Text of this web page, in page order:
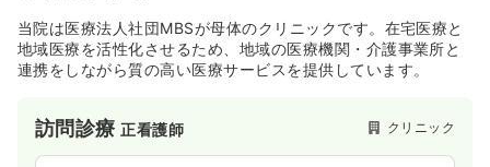
当院は医療法人社団MBSが母体のクリニックです。在宅医療と
地域医療を活性化させるため、地域の医療機関・介護事業所と
連携をしながら質の高い医療サービスを提供しています。
訪問診療正看護師 クリニック